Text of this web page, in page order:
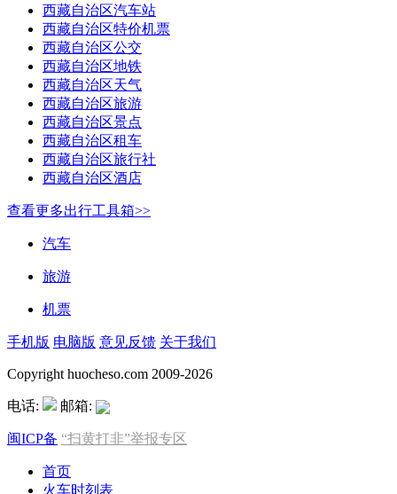
西藏自治区汽车站
西藏自治区特价机票
西藏自治区公交
西藏自治区地铁
西藏自治区天气
西藏自治区旅游
西藏自治区景点
西藏自治区租车
西藏自治区旅行社
西藏自治区酒店
查看更多出行工具箱>>
汽车
旅游
机票
手机版 电脑版 意见反馈 关于我们
Copyright huocheso.com 2009-2026
电话: 邮箱:
闽ICP备 “扫黄打非”举报专区
首页
火车时刻表